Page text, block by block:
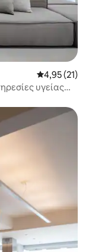
Μέση
4,95 (21)
υγείας